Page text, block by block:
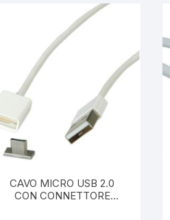
Creazione siti web
CAVO MICRO USB 2.0
CON CONNETTORE